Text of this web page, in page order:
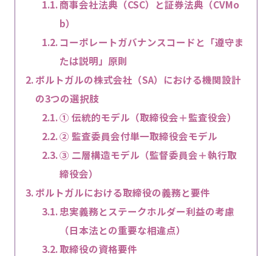
商事会社法典（CSC）と証券法典（CVMo
b）
コーポレートガバナンスコードと「遵守ま
たは説明」原則
ポルトガルの株式会社（SA）における機関設計
の3つの選択肢
① 伝統的モデル（取締役会＋監査役会）
② 監査委員会付単一取締役会モデル
③ 二層構造モデル（監督委員会＋執行取
締役会）
ポルトガルにおける取締役の義務と要件
忠実義務とステークホルダー利益の考慮
（日本法との重要な相違点）
取締役の資格要件